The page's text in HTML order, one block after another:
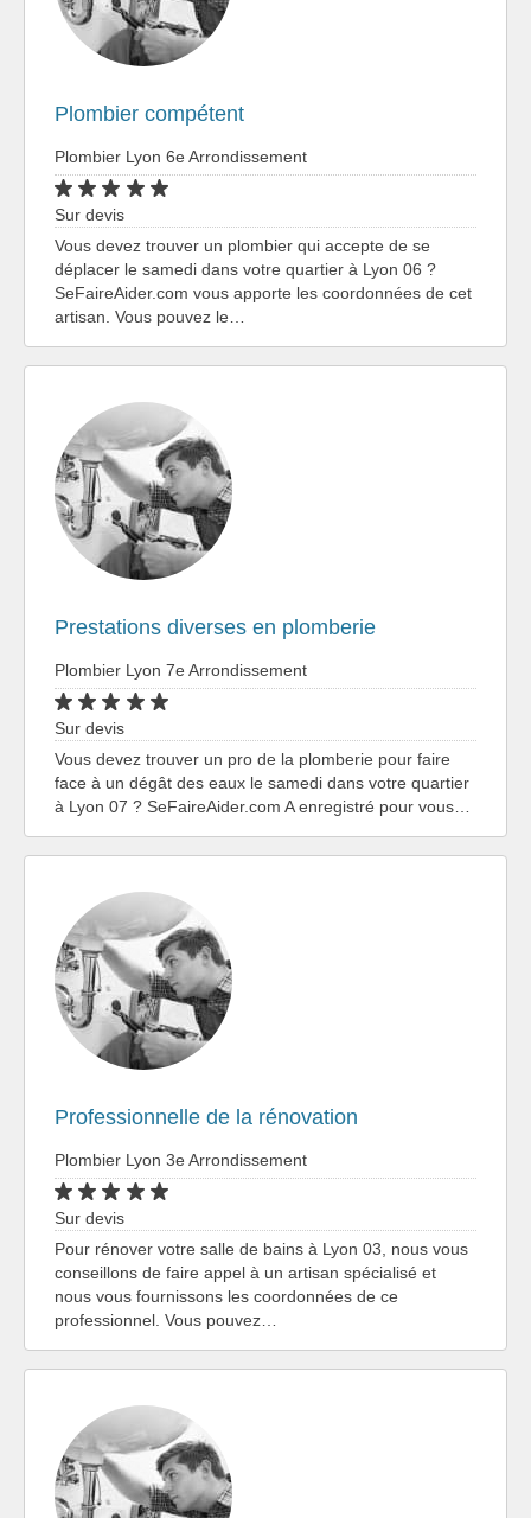
Plombier compétent
Plombier Lyon 6e Arrondissement
Sur devis
Vous devez trouver un plombier qui accepte de se
déplacer le samedi dans votre quartier à Lyon 06 ?
SeFaireAider.com vous apporte les coordonnées de cet
artisan. Vous pouvez le…
Prestations diverses en plomberie
Plombier Lyon 7e Arrondissement
Sur devis
Vous devez trouver un pro de la plomberie pour faire
face à un dégât des eaux le samedi dans votre quartier
à Lyon 07 ? SeFaireAider.com A enregistré pour vous…
Professionnelle de la rénovation
Plombier Lyon 3e Arrondissement
Sur devis
Pour rénover votre salle de bains à Lyon 03, nous vous
conseillons de faire appel à un artisan spécialisé et
nous vous fournissons les coordonnées de ce
professionnel. Vous pouvez…